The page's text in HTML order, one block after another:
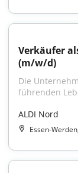
Verkäufer
(m/w/d)
Die
führenden
ALDI Nord
Essen-